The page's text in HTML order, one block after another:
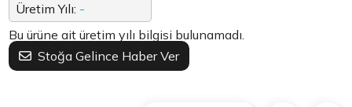
Üretim Yılı: -
Bu ürüne ait üretim yılı bilgisi bulunamadı.
Stoğa Gelince Haber Ver